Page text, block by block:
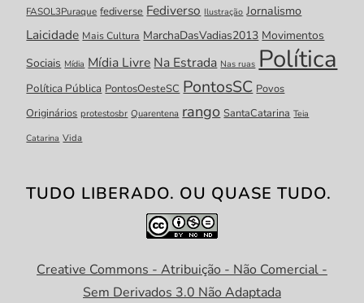
FASOL3Puraque fediverse Fediverso Ilustração Jornalismo
Laicidade Mais Cultura MarchaDasVadias2013 Movimentos
Sociais Mídia Mídia LivreNa Estrada Nas ruas Política
Política Pública PontosOesteSC PontosSC Povos
Originários protestosbr Quarentena rango SantaCatarina Teia
Catarina Vida
TUDO LIBERADO. OU QUASE TUDO.
Creative Commons - Atribuição - Não Comercial -
Sem Derivados 3.0 Não Adaptada